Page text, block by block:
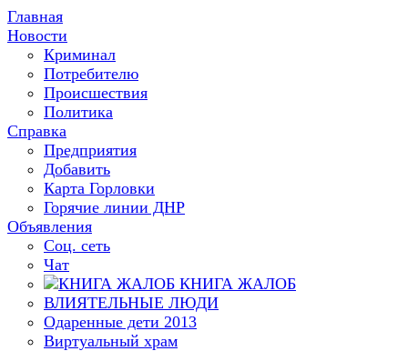
Главная
Новости
Криминал
Потребителю
Происшествия
Политика
Справка
Предприятия
Добавить
Карта Горловки
Горячие линии ДНР
Объявления
Соц. сеть
Чат
КНИГА ЖАЛОБ
ВЛИЯТЕЛЬНЫЕ ЛЮДИ
Одаренные дети 2013
Виртуальный храм